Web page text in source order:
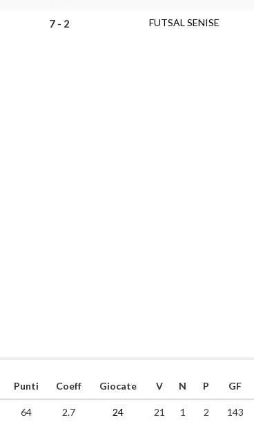
7 - 2 FUTSAL SENISE
Punti Coeff Giocate V N P GF
64 2.7 24 21 1 2 143